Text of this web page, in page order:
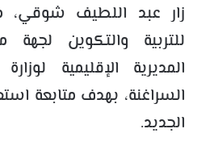
زار عبد اللطيف شوقي،
للتربية والتكوين لجهة
المديرية الإقليمية
السراغنة، بهدف متابعة
الجديد.